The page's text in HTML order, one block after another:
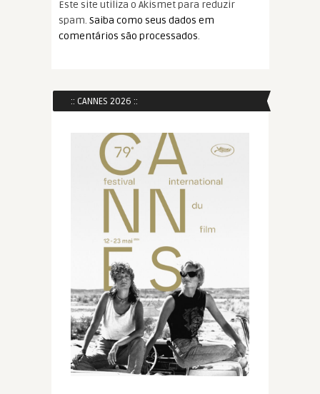
Este site utiliza o Akismet para reduzir
spam. Saiba como seus dados em
comentários são processados.
:: CANNES 2026 ::